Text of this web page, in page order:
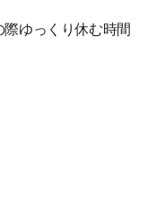
際ゆっくり休む時間